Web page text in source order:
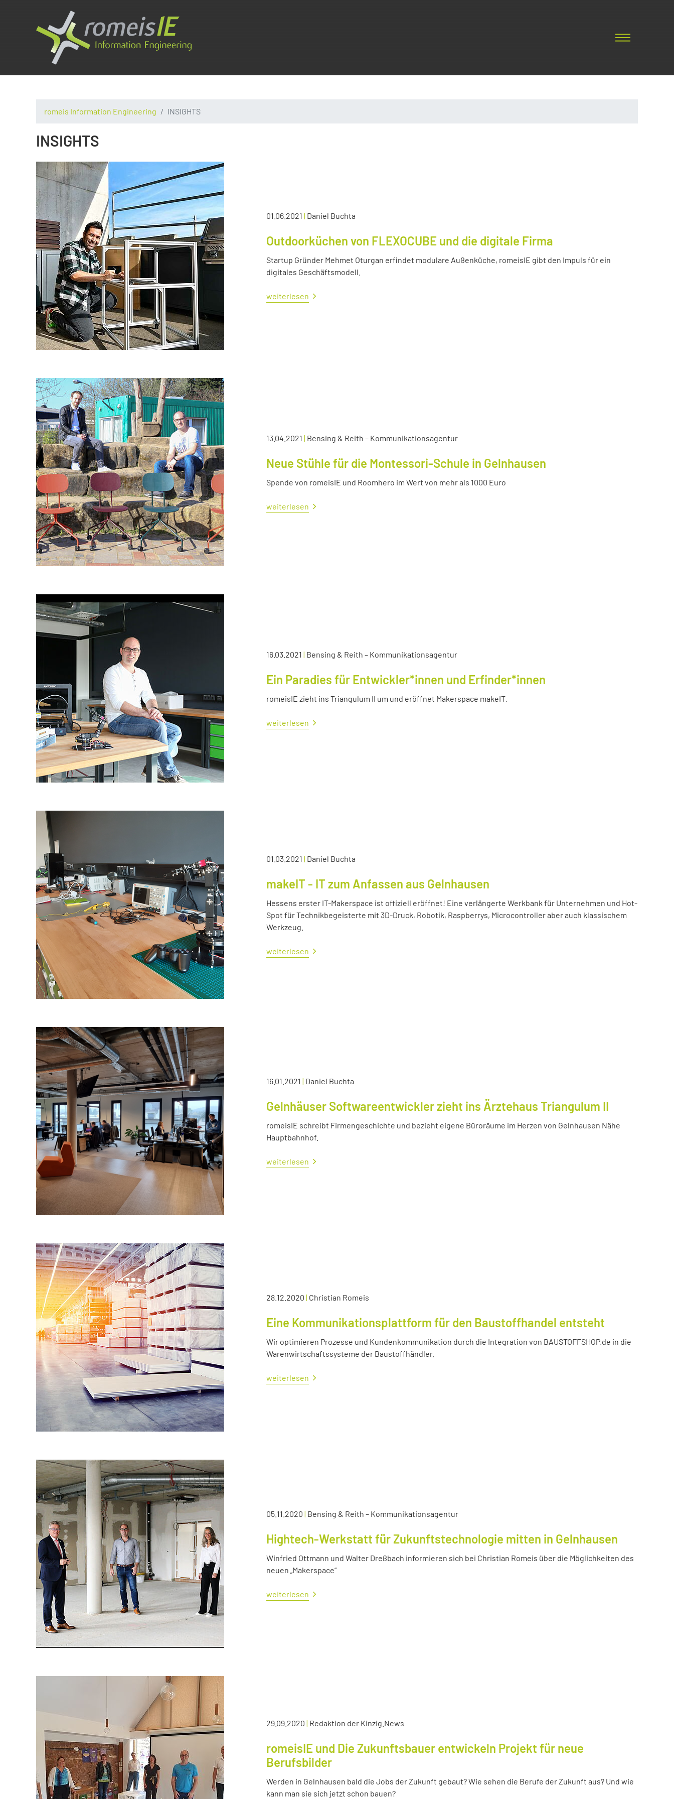
romeis Information Engineering INSIGHTS
INSIGHTS
01.06.2021 | Daniel Buchta
Outdoorküchen von FLEXOCUBE und die digitale Firma
Startup Gründer Mehmet Oturgan erfindet modulare Außenküche, romeisIE gibt den Impuls für ein
digitales Geschäftsmodell.
weiterlesen
13.04.2021 | Bensing & Reith – Kommunikationsagentur
Neue Stühle für die Montessori-Schule in Gelnhausen
Spende von romeisIE und Roomhero im Wert von mehr als 1000 Euro
weiterlesen
16.03.2021 | Bensing & Reith – Kommunikationsagentur
Ein Paradies für Entwickler*innen und Erfinder*innen
romeisIE zieht ins Triangulum II um und eröffnet Makerspace makeIT.
weiterlesen
01.03.2021 | Daniel Buchta
makeIT - IT zum Anfassen aus Gelnhausen
Hessens erster IT-Makerspace ist offiziell eröffnet! Eine verlängerte Werkbank für Unternehmen und Hot-
Spot für Technikbegeisterte mit 3D-Druck, Robotik, Raspberrys, Microcontroller aber auch klassischem
Werkzeug.
weiterlesen
16.01.2021 | Daniel Buchta
Gelnhäuser Softwareentwickler zieht ins Ärztehaus Triangulum II
romeisIE schreibt Firmengeschichte und bezieht eigene Büroräume im Herzen von Gelnhausen Nähe
Hauptbahnhof.
weiterlesen
28.12.2020 | Christian Romeis
Eine Kommunikationsplattform für den Baustoffhandel entsteht
Wir optimieren Prozesse und Kundenkommunikation durch die Integration von BAUSTOFFSHOP.de in die
Warenwirtschaftssysteme der Baustoffhändler.
weiterlesen
05.11.2020 | Bensing & Reith – Kommunikationsagentur
Hightech-Werkstatt für Zukunftstechnologie mitten in Gelnhausen
Winfried Ottmann und Walter Dreßbach informieren sich bei Christian Romeis über die Möglichkeiten des
neuen „Makerspace“
weiterlesen
29.09.2020 | Redaktion der Kinzig.News
romeisIE und Die Zukunftsbauer entwickeln Projekt für neue
Berufsbilder
Werden in Gelnhausen bald die Jobs der Zukunft gebaut? Wie sehen die Berufe der Zukunft aus? Und wie
kann man sie sich jetzt schon bauen?